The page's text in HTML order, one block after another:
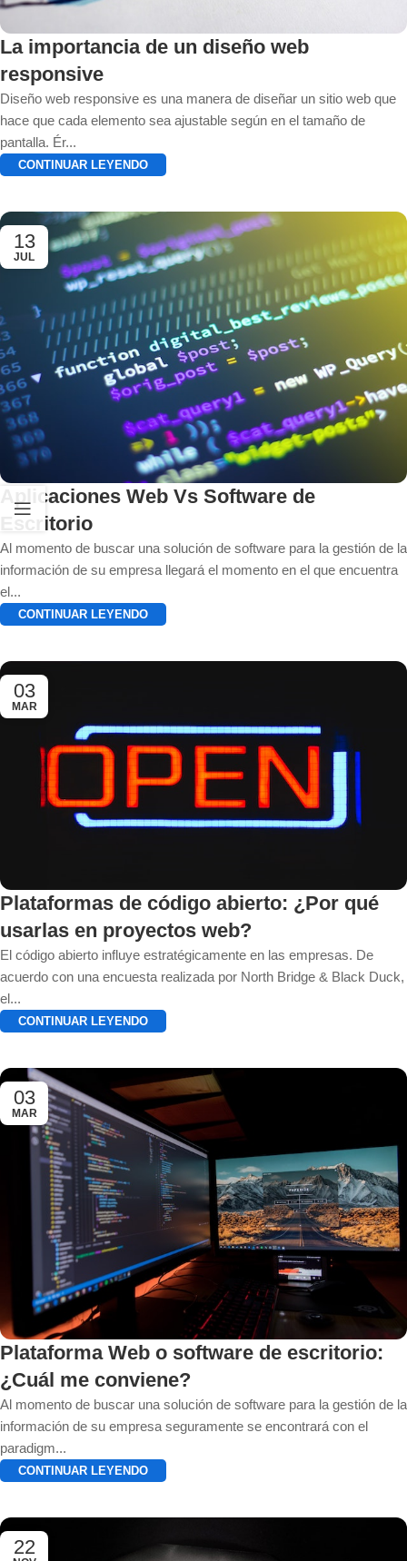
La importancia de un diseño web
responsive
Diseño web responsive es una manera de diseñar un sitio web que
hace que cada elemento sea ajustable según en el tamaño de
pantalla. Ér...
CONTINUAR LEYENDO
13
JUL
Aplicaciones Web Vs Software de
Escritorio
Al momento de buscar una solución de software para la gestión de la
información de su empresa llegará el momento en el que encuentra
el...
CONTINUAR LEYENDO
03
MAR
Plataformas de código abierto: ¿Por qué
usarlas en proyectos web?
El código abierto influye estratégicamente en las empresas. De
acuerdo con una encuesta realizada por North Bridge & Black Duck,
el...
CONTINUAR LEYENDO
03
MAR
Plataforma Web o software de escritorio:
¿Cuál me conviene?
Al momento de buscar una solución de software para la gestión de la
información de su empresa seguramente se encontrará con el
paradigm...
CONTINUAR LEYENDO
22